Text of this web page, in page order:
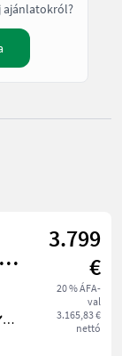
ajánlatokról?
3.799
€
20 % ÁFA-
val
3.165,83 €
nettó